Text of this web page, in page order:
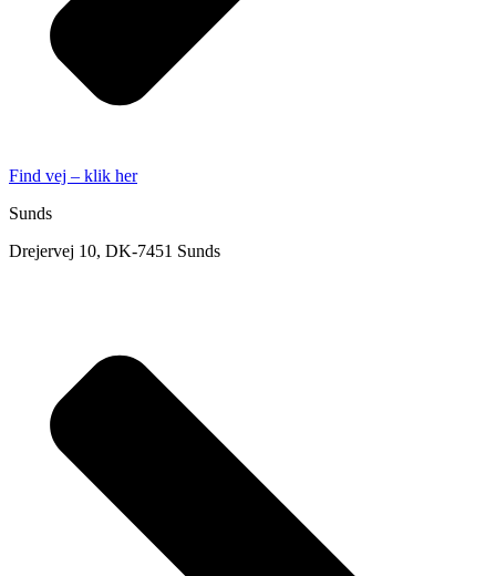
Find vej – klik her
Sunds
Drejervej 10, DK-7451 Sunds